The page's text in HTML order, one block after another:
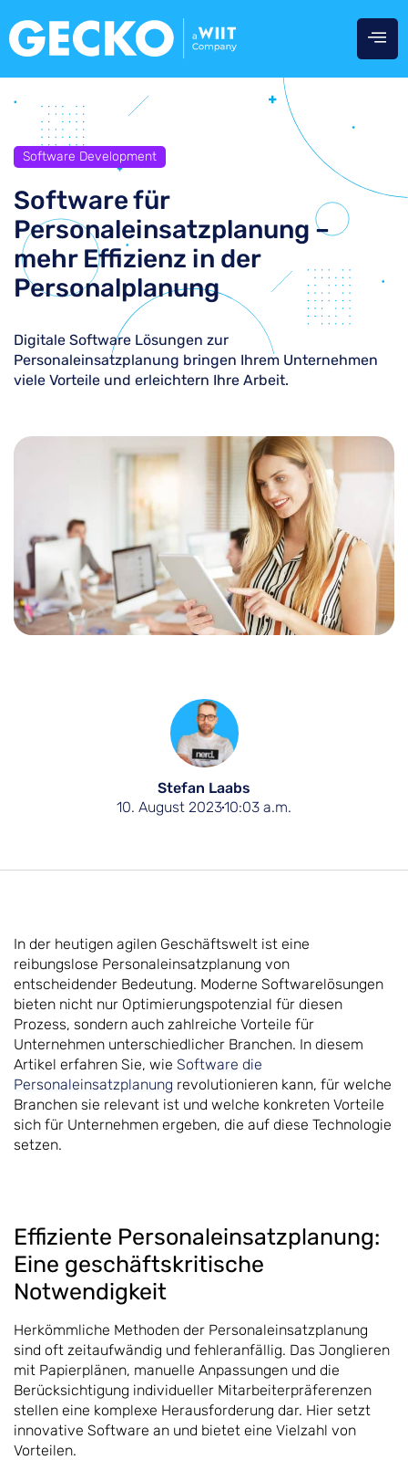
Software Development
Software für
Personaleinsatzplanung –
mehr Effizienz in der
Personalplanung
Digitale Software Lösungen zur
Personaleinsatzplanung bringen Ihrem Unternehmen
viele Vorteile und erleichtern Ihre Arbeit.
Stefan Laabs
10. August 202310:03 a.m.
In der heutigen agilen Geschäftswelt ist eine
reibungslose Personaleinsatzplanung von
entscheidender Bedeutung. Moderne Softwarelösungen
bieten nicht nur Optimierungspotenzial für diesen
Prozess, sondern auch zahlreiche Vorteile für
Unternehmen unterschiedlicher Branchen. In diesem
Artikel erfahren Sie, wie Software die
Personaleinsatzplanung revolutionieren kann, für welche
Branchen sie relevant ist und welche konkreten Vorteile
sich für Unternehmen ergeben, die auf diese Technologie
setzen.
Effiziente Personaleinsatzplanung:
Eine geschäftskritische
Notwendigkeit
Herkömmliche Methoden der Personaleinsatzplanung
sind oft zeitaufwändig und fehleranfällig. Das Jonglieren
mit Papierplänen, manuelle Anpassungen und die
Berücksichtigung individueller Mitarbeiterpräferenzen
stellen eine komplexe Herausforderung dar. Hier setzt
innovative Software an und bietet eine Vielzahl von
Vorteilen.